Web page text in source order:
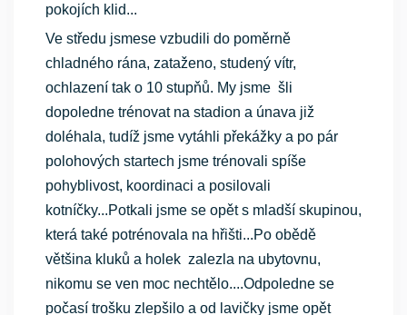
pokojích klid...
Ve středu jsmese vzbudili do poměrně
chladného rána, zataženo, studený vítr,
ochlazení tak o 10 stupňů. My jsme šli
dopoledne trénovat na stadion a únava již
doléhala, tudíž jsme vytáhli překážky a po pár
polohových startech jsme trénovali spíše
pohyblivost, koordinaci a posilovali
kotníčky...Potkali jsme se opět s mladší skupinou,
která také potrénovala na hřišti...Po obědě
většina kluků a holek zalezla na ubytovnu,
nikomu se ven moc nechtělo....Odpoledne se
počasí trošku zlepšilo a od lavičky jsme opět